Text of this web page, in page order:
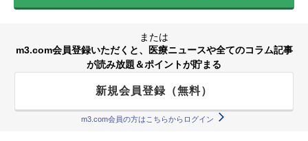
または
m3.com会員登録いただくと、医療ニュースや全てのコラム記事
が読み放題＆ポイントが貯まる
新規会員登録（無料）
m3.com会員の方はこちらからログイン